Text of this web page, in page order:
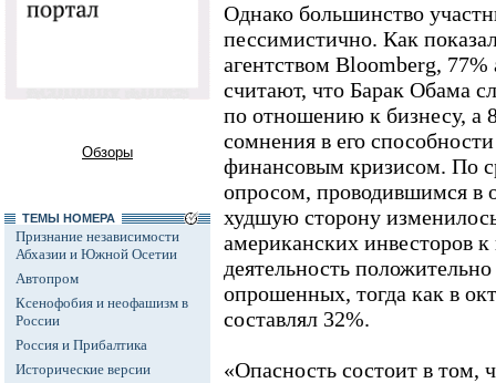
Обзоры
ТЕМЫ НОМЕРА
Признание независимости
Абхазии и Южной Осетии
Автопром
Ксенофобия и неофашизм в
России
Россия и Прибалтика
Исторические версии
Однако большинство
пессимистично. Как
агентством Bloomberg,
считают, что Барак Обама
по отношению к бизнесу, а
сомнения в его
финансовым кризисом. По
опросом, проводившимся в
худшую сторону
американских инвесторов к
деятельность
опрошенных, тогда как в
составлял 32%.
«Опасность состоит в том,